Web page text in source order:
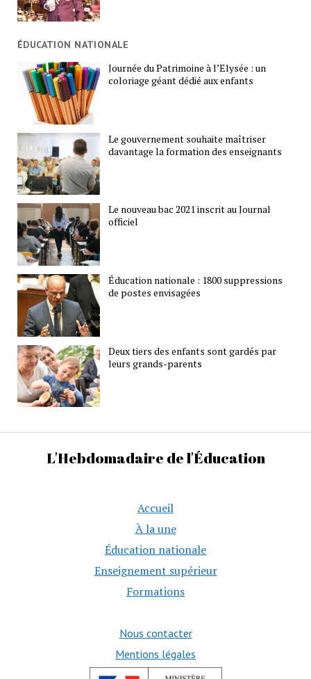
ÉDUCATION NATIONALE
Journée du Patrimoine à l’Elysée : un
coloriage géant dédié aux enfants
Le gouvernement souhaite maîtriser
davantage la formation des enseignants
Le nouveau bac 2021 inscrit au Journal
officiel
Éducation nationale : 1800 suppressions
de postes envisagées
Deux tiers des enfants sont gardés par
leurs grands-parents
L'Hebdomadaire de l'Éducation
Accueil
À la une
Éducation nationale
Enseignement supérieur
Formations
Nous contacter
Mentions légales